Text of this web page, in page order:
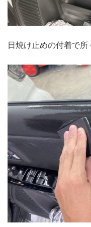
日焼け止めの付着で所